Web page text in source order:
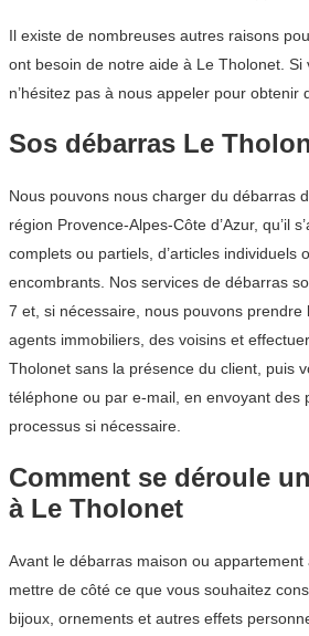
Il existe de nombreuses autres raisons
ont besoin de notre aide à Le Tholonet. Si
n’hésitez pas à nous appeler pour obtenir
Sos débarras Le
Nous pouvons nous charger du débarras
région Provence-Alpes-Côte d’Azur, qu’il
complets ou partiels, d’articles individuels
encombrants. Nos services de débarras
7 et, si nécessaire, nous pouvons prendre
agents immobiliers, des voisins et
Tholonet sans la présence du client, puis
téléphone ou par e-mail, en envoyant des
processus si nécessaire.
Comment se déroule
à Le Tholonet
Avant le débarras maison ou
mettre de côté ce que vous souhaitez
bijoux, ornements et autres effets